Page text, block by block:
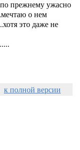
прежнему ужасно
о нем
это даже не
к полной версии